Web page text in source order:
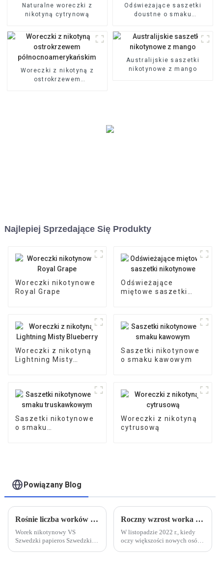
Naturalne woreczki z
nikotyną cytrynową
Odświeżające saszetki
doustne o smaku
Woreczki z nikotyną z
ostrokrzewem
Australijskie saszetki
nikotynowe z mango
Najlepiej Sprzedające Się Produkty
Woreczki nikotynowe
Royal Grape
Odświeżające
miętowe saszetki
Woreczki z nikotyną
Lightning Misty
Saszetki nikotynowe
o smaku kawowym
Saszetki nikotynowe
o smaku
Woreczki z nikotyną
cytrusową
Powiązany Blog
Rośnie liczba worków z nikotyną, a regulacje dotyczące produktów nadrabiają zaległości – od niszowych po popularne
Worek nikotynowy VS
Szwedzki papieros Szwedzki
Roczny wzrost worka na usta o 30%, domowy worek na nikotynę będzie nowym usta powietrznym?
W listopadzie 2022 r., kiedy
oczy większości nowych osób